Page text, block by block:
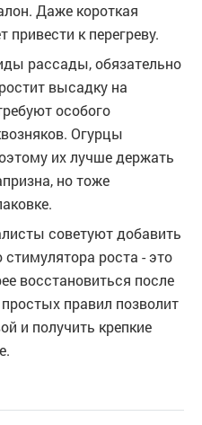
Даже короткая
к перегреву.
рассады, обязательно
высадку на
особого
Огурцы
их лучше держать
но тоже
советуют добавить
роста - это
восстановиться после
правил позволит
и получить крепкие